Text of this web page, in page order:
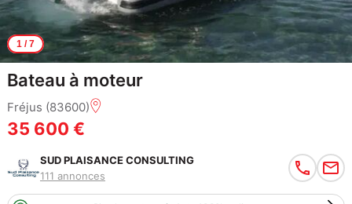
1/ 7
Bateau à moteur
Fréjus (83600)
35 600 €
SUD PLAISANCE CONSULTING
111 annonces